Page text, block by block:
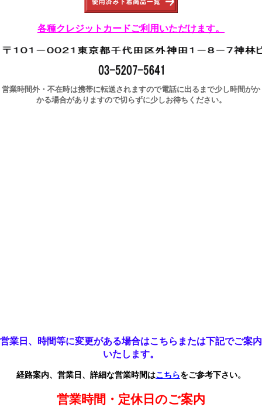
各種クレジットカードご利用いただけます。
営業時間外・不在時は携帯に転送されますので電話に出るまで少し時間がか
かる場合がありますので切らずに少しお待ちください。
営業日、時間等に変更がある場合はこちらまたは下記でご案内
いたします。
経路案内、営業日、詳細な営業時間はこちらをご参考下さい。
営業時間・定休日のご案内